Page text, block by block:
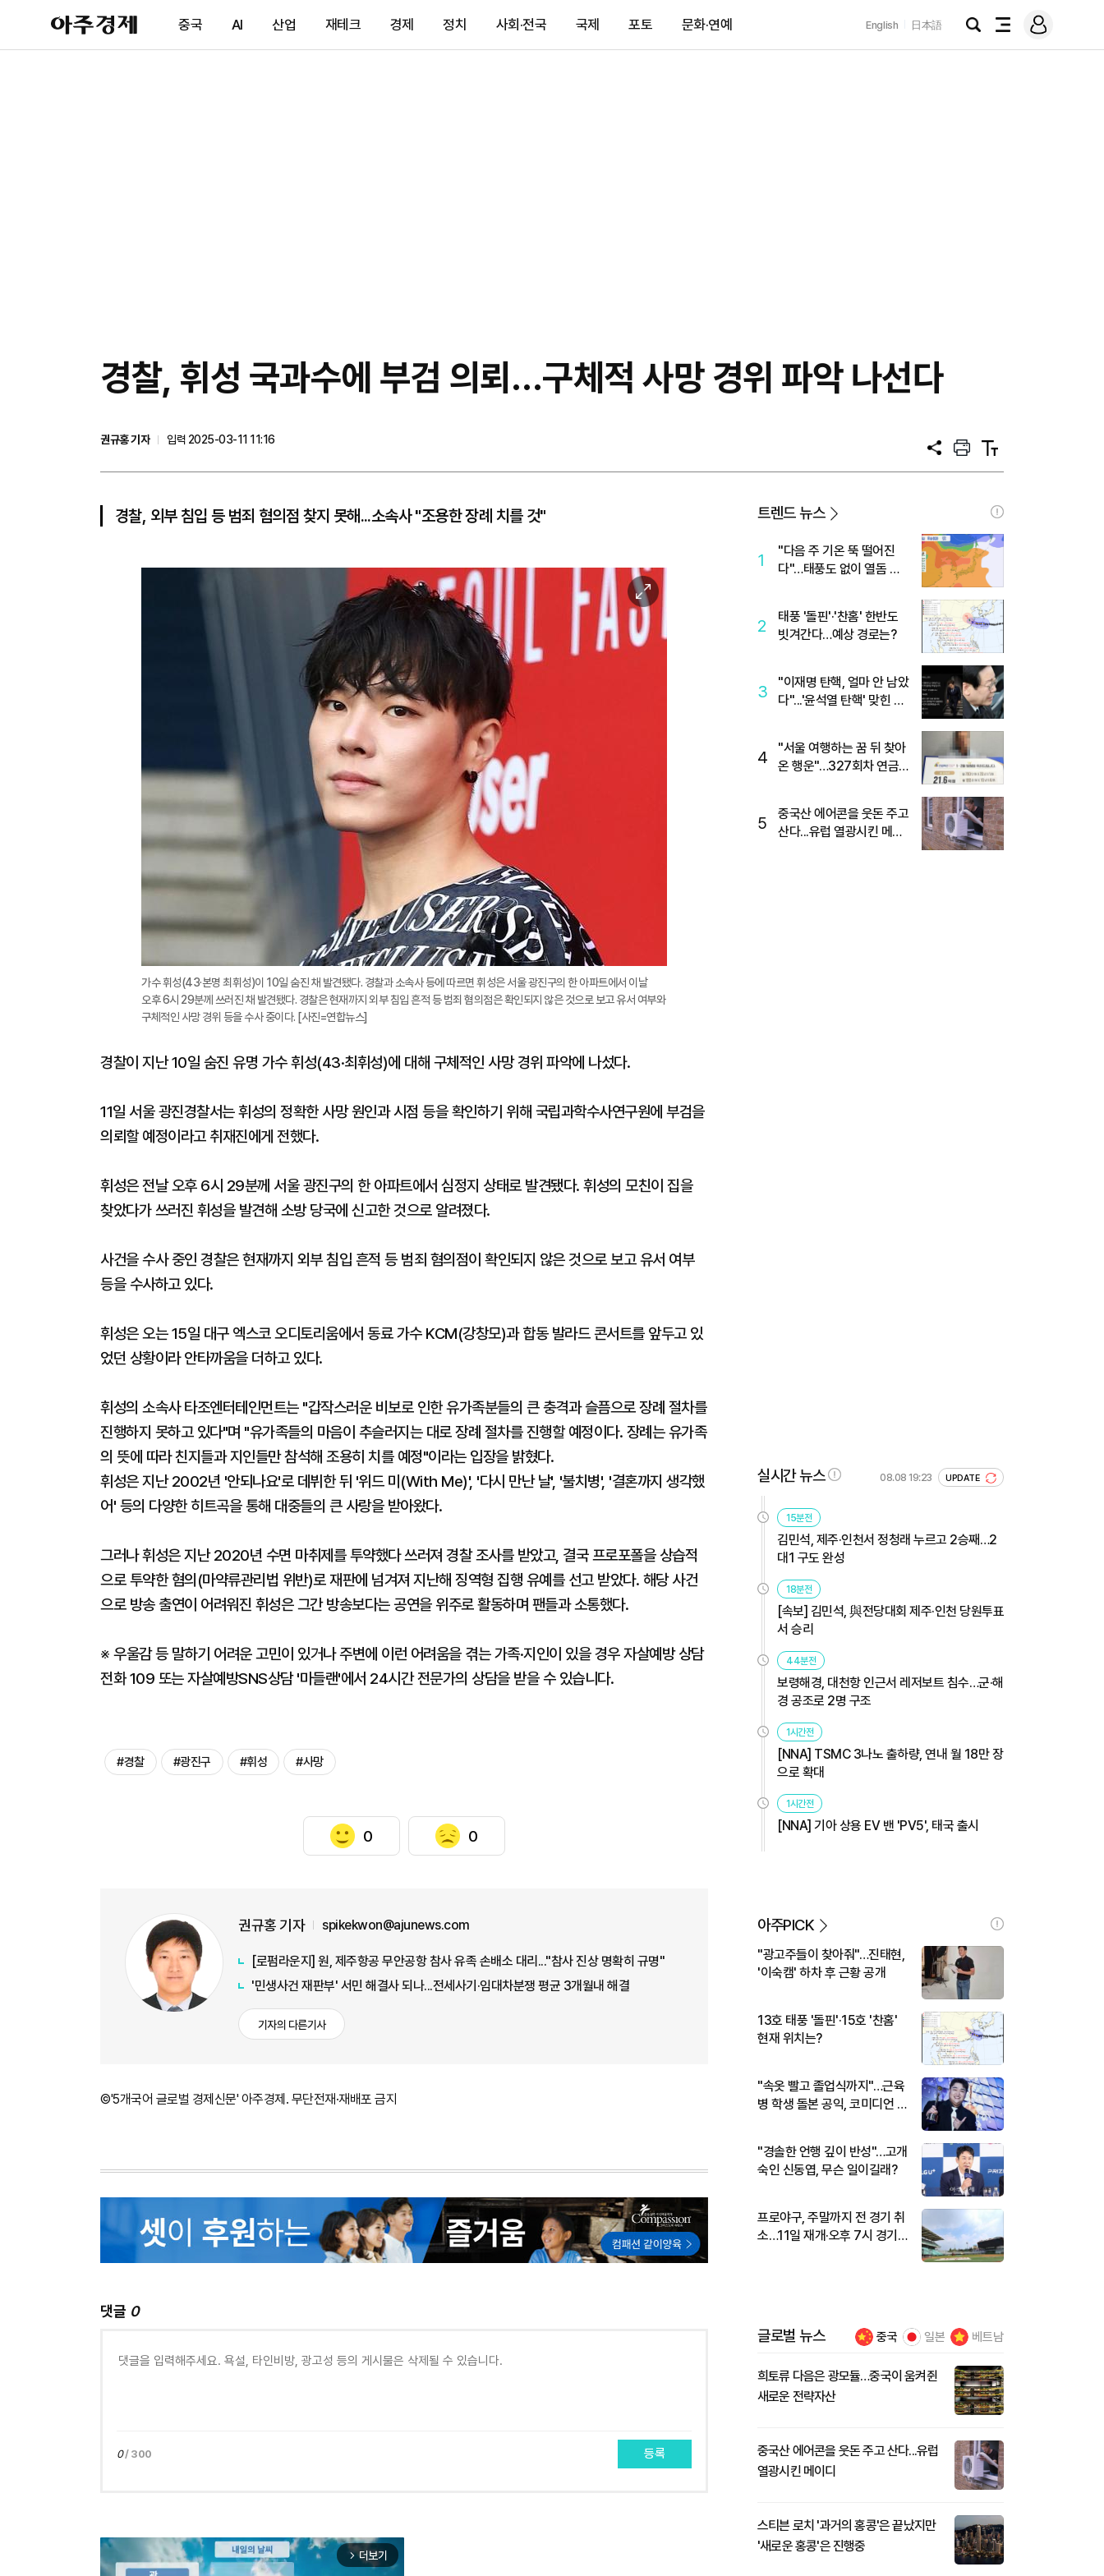
아
주
제
중국 AI 산업 재테크 경제 정치 사회·전국 국제 포토 문화·연예 English 日本語
검
전
메
그
경찰, 휘성 국과수에 부검 의뢰…구체적 사망 경위 파악 나선다
권규홍 기자
입력 2025-03-11 11:16
공
프
트
텍
트
경찰, 외부 침입 등 범죄 혐의점 찾지 못해...소속사 "조용한 장례 치를 것"
이
미
지
가수 휘성(43·본명 최휘성)이 10일 숨진 채 발견됐다. 경찰과 소속사 등에 따르면 휘성은 서울 광진구의 한 아파트에서 이날
오후 6시 29분께 쓰러진 채 발견됐다. 경찰은 현재까지 외부 침입 흔적 등 범죄 혐의점은 확인되지 않은 것으로 보고 유서 여부와
구체적인 사망 경위 등을 수사 중이다. [사진=연합뉴스]
경찰이 지난 10일 숨진 유명 가수 휘성(43·최휘성)에 대해 구체적인 사망 경위 파악에 나섰다.
11일 서울 광진경찰서는 휘성의 정확한 사망 원인과 시점 등을 확인하기 위해 국립과학수사연구원에 부검을
의뢰할 예정이라고 취재진에게 전했다.
휘성은 전날 오후 6시 29분께 서울 광진구의 한 아파트에서 심정지 상태로 발견됐다. 휘성의 모친이 집을
찾았다가 쓰러진 휘성을 발견해 소방 당국에 신고한 것으로 알려졌다.
사건을 수사 중인 경찰은 현재까지 외부 침입 흔적 등 범죄 혐의점이 확인되지 않은 것으로 보고 유서 여부
등을 수사하고 있다.
휘성은 오는 15일 대구 엑스코 오디토리움에서 동료 가수 KCM(강창모)과 합동 발라드 콘서트를 앞두고 있
었던 상황이라 안타까움을 더하고 있다.
휘성의 소속사 타조엔터테인먼트는 "갑작스러운 비보로 인한 유가족분들의 큰 충격과 슬픔으로 장례 절차를
진행하지 못하고 있다"며 "유가족들의 마음이 추슬러지는 대로 장례 절차를 진행할 예정이다. 장례는 유가족
의 뜻에 따라 친지들과 지인들만 참석해 조용히 치를 예정"이라는 입장을 밝혔다.
휘성은 지난 2002년 '안되나요'로 데뷔한 뒤 '위드 미(With Me)', '다시 만난 날', '불치병', '결혼까지 생각했
어' 등의 다양한 히트곡을 통해 대중들의 큰 사랑을 받아왔다.
그러나 휘성은 지난 2020년 수면 마취제를 투약했다 쓰러져 경찰 조사를 받았고, 결국 프로포폴을 상습적
으로 투약한 혐의(마약류관리법 위반)로 재판에 넘겨져 지난해 징역형 집행 유예를 선고 받았다. 해당 사건
으로 방송 출연이 어려워진 휘성은 그간 방송보다는 공연을 위주로 활동하며 팬들과 소통했다.
※ 우울감 등 말하기 어려운 고민이 있거나 주변에 이런 어려움을 겪는 가족·지인이 있을 경우 자살예방 상담
전화 109 또는 자살예방SNS상담 '마들랜'에서 24시간 전문가의 상담을 받을 수 있습니다.
#경찰 #광진구 #휘성 #사망
0 0
권규홍 기자 spikekwon@ajunews.com
[로펌라운지] 원, 제주항공 무안공항 참사 유족 손배소 대리..."참사 진상 명확히 규명"
'민생사건 재판부' 서민 해결사 되나...전세사기·임대차분쟁 평균 3개월내 해결
기자의 다른기사
©'5개국어 글로벌 경제신문' 아주경제. 무단전재·재배포 금지
댓글 0
0/ 300 등록
arrow_forward_ios 더보기
트렌드 뉴스
1
"다음 주 기온 뚝 떨어진
다"…태풍도 없이 열돔 박
2
태풍 '돌핀'·'찬홈' 한반도
빗겨간다…예상 경로는?
3
"이재명 탄핵, 얼마 안 남았
다"...'윤석열 탄핵' 맞힌 무
4
"서울 여행하는 꿈 뒤 찾아
온 행운"…327회차 연금
5
중국산 에어콘을 웃돈 주고
산다...유럽 열광시킨 메이
실시간 뉴스 08.08 19:23 UPDATE
15분전
김민석, 제주·인천서 정청래 누르고 2승째…2
대1 구도 완성
18분전
[속보] 김민석, 與전당대회 제주·인천 당원투표
서 승리
44분전
보령해경, 대천항 인근서 레저보트 침수…군·해
경 공조로 2명 구조
1시간전
[NNA] TSMC 3나노 출하량, 연내 월 18만 장
으로 확대
1시간전
[NNA] 기아 상용 EV 밴 'PV5', 태국 출시
아주PICK
"광고주들이 찾아줘"…진태현,
'이숙캠' 하차 후 근황 공개
13호 태풍 '돌핀'·15호 '찬홈'
현재 위치는?
"속옷 빨고 졸업식까지"…근육
병 학생 돌본 공익, 코미디언 김
"경솔한 언행 깊이 반성"…고개
숙인 신동엽, 무슨 일이길래?
프로야구, 주말까지 전 경기 취
소…11일 재개·오후 7시 경기
글로벌 뉴스 중국 일본 베트남
희토류 다음은 광모듈…중국이 움켜쥔
새로운 전략자산
중국산 에어콘을 웃돈 주고 산다...유럽
열광시킨 메이디
스티븐 로치 '과거의 홍콩'은 끝났지만
'새로운 홍콩'은 진행중